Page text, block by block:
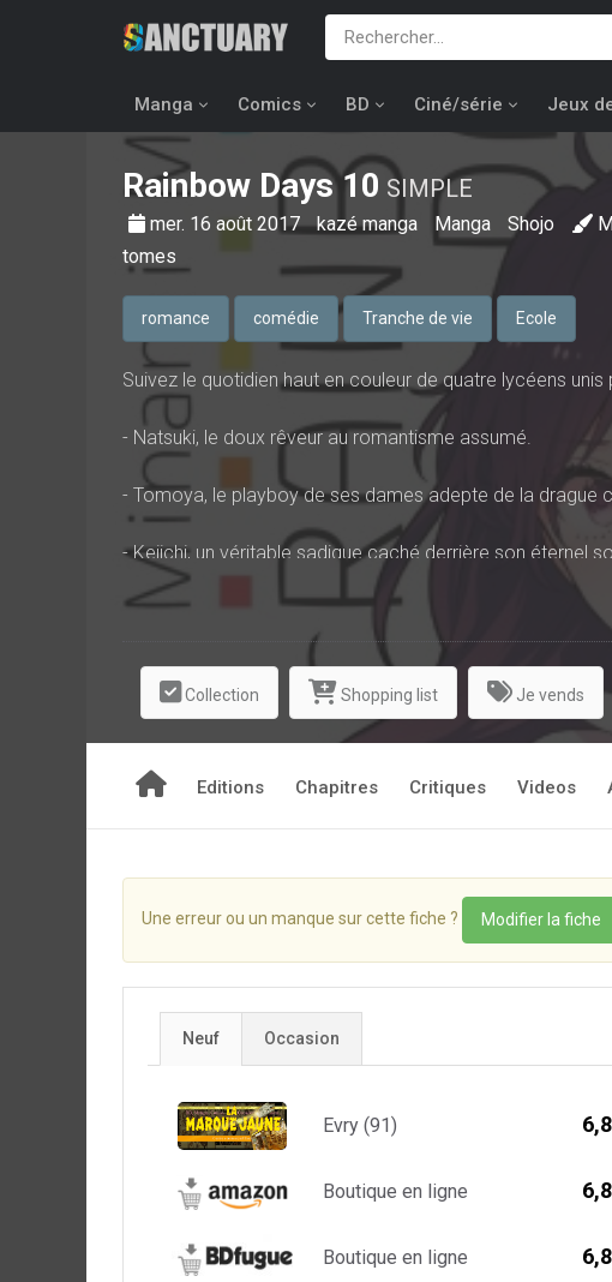
Manga Comics BD Ciné/série Jeux
Rainbow Days10 SIMPLE
mer. 16 août 2017 kazé manga Manga Shojo
tomes
romance comédie Tranche de vie Ecole
Suivez le quotidien haut en couleur de quatre lycéens
- Natsuki, le doux rêveur au romantisme assumé.
- Tomoya, le playboy de ses dames adepte de la drague
- Keiichi, un véritable sadique caché derrière son éternel
- Tsuyoshi, l'otaku timide et légèrement gaffeur aimant
Malgré leurs différences, ils n'ont qu'un but :
d’humour !Collection Shopping list Je vends
Editions Chapitres Critiques Videos
Une erreur ou un manque sur cette fiche ? Modifier la fiche
Neuf Occasion
Evry (91)
Boutique en ligne
Boutique en ligne